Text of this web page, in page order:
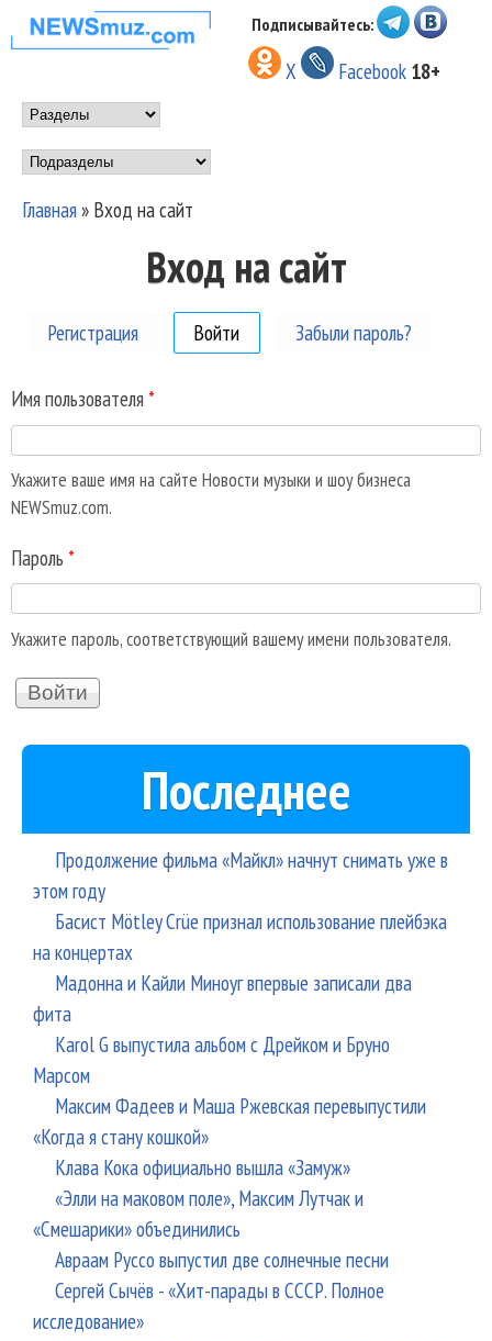
Перейти к основному
содержанию
НОВОСТИ
МУЗЫКИ И
ШОУ БИЗНЕСА
NEWSMUZ.COM
Подписывайтесь:
X Facebook 18+
Main menu
Подразделы
Вы здесь
Главная» Вход на сайт
Вход на сайт
Регистрация Войти (активная вкладка)
Забыли пароль?
Имя пользователя *
Укажите ваше имя на сайте Новости музыки и шоу бизнеса
NEWSmuz.com.
Пароль *
Укажите пароль, соответствующий вашему имени пользователя.
Последнее
Продолжение фильма «Майкл» начнут снимать уже в
этом году
Басист Mötley Crüe признал использование плейбэка
на концертах
Мадонна и Кайли Миноуг впервые записали два
фита
Karol G выпустила альбом с Дрейком и Бруно
Марсом
Максим Фадеев и Маша Ржевская перевыпустили
«Когда я стану кошкой»
Клава Кока официально вышла «Замуж»
«Элли на маковом поле», Максим Лутчак и
«Смешарики» объединились
Авраам Руссо выпустил две солнечные песни
Сергей Сычёв - «Хит-парады в СССР. Полное
исследование»